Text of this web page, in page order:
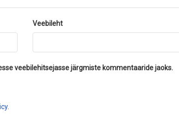
Veebileht
veebilehitsejasse järgmiste kommentaaride jaoks.
.